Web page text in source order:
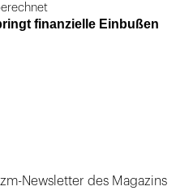
finanzielle Einbußen
Newsletter des Magazins